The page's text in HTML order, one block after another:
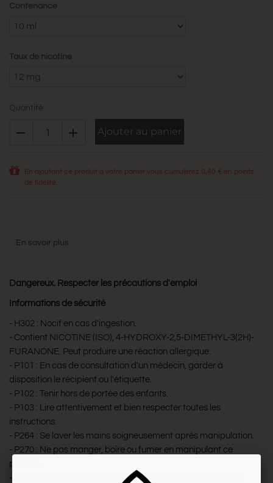
Contenance
Taux de nicotine
Quantité
Ajouter au panier
En ajoutant ce produit à votre panier vous cumulerez 0,40 € en points
de fidélité.
en savoir plus
Dangereux. Respecter les précautions d'emploi
Informations de sécurité
- H302 : Nocif en cas d'ingestion.
- Contient NICOTINE (ISO), 4-HYDROXY-2,5-DIMETHYL-3(2H)-
FURANONE. Peut produire une réaction allergique.
- P101 : En cas de consultation d'un médecin, garder à
disposition le récipient ou l'étiquette.
- P102 : Tenir hors de portée des enfants.
- P103 : Lire attentivement et bien respecter toutes les
instructions.
- P264 : Se laver les mains soigneusement après manipulation.
- P270 : Ne pas manger, boire ou fumer en manipulant ce
produit.
- P301 + P312 : EN CAS D'INGESTION: Appeler un CENTRE